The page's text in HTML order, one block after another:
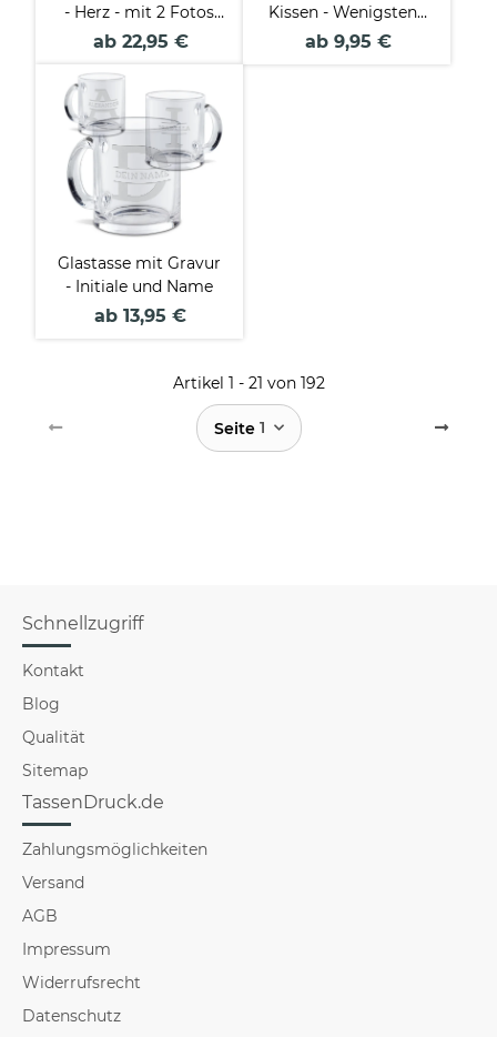
- Herz - mit 2 Fotos
und Text - in zwei
verschiedenen Farben
ab 22,95 €
Kissen - Wenigstens
hast du keine
ab 9,95 €
Glastasse mit Gravur
- Initiale und Name
ab 13,95 €
Artikel 1 - 21 von 192
Seite 1
Schnellzugriff
Kontakt
Blog
Qualität
Sitemap
TassenDruck.de
Zahlungsmöglichkeiten
Versand
AGB
Impressum
Widerrufsrecht
Datenschutz